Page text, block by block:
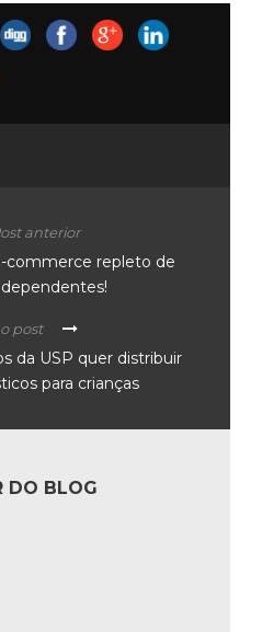
anterior
commerce repleto de
post
da USP quer distribuir
para crianças
DO BLOG